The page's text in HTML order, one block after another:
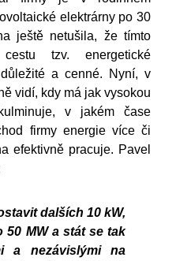
elektrárny po 30
ještě netušila, že tímto
tzv. energetické
a cenné. Nyní, v
vidí, kdy má jak vysokou
v jakém čase
firmy energie více či
efektivně pracuje. Pavel
dalších 10 kW,
MW a stát se tak
a nezávislými na